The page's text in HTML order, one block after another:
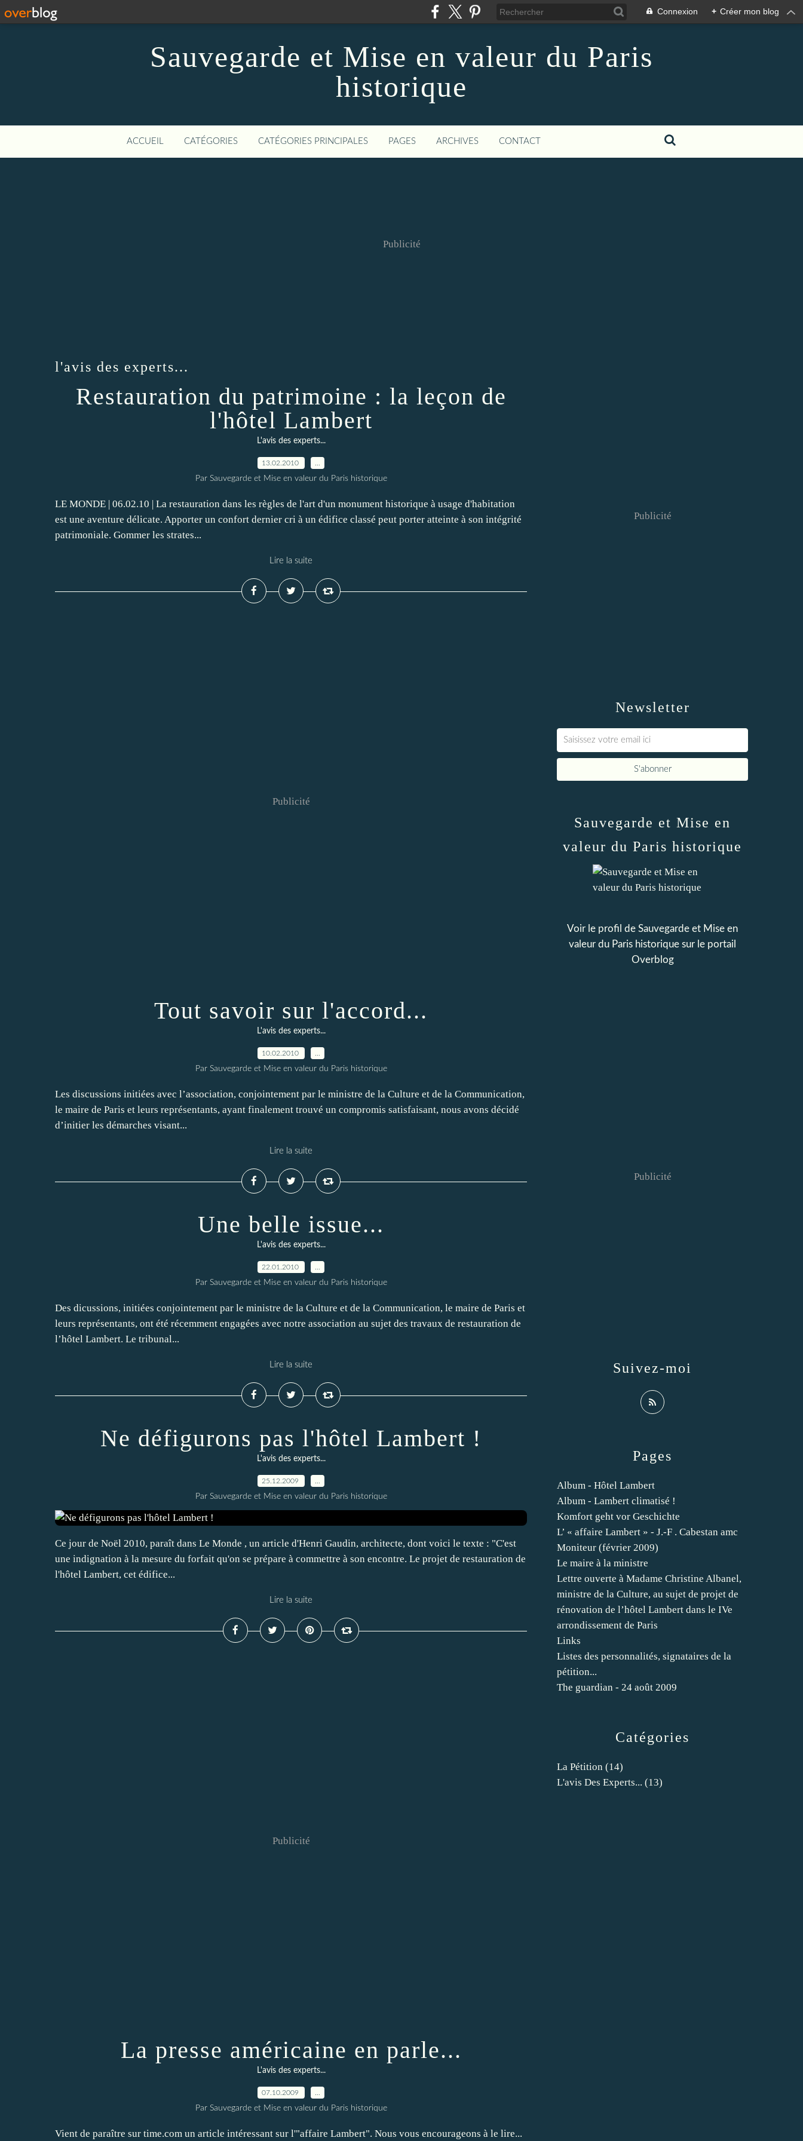
Connexion + Créer mon blog
Sauvegarde et Mise en valeur du Paris
historique
ACCUEIL CATÉGORIES CATÉGORIES PRINCIPALES PAGES ARCHIVES CONTACT
Publicité
l'avis des experts...
Restauration du patrimoine : la leçon de
l'hôtel Lambert
L'avis des experts...
13.02.2010
Par Sauvegarde et Mise en valeur du Paris historique
LE MONDE | 06.02.10 | La restauration dans les règles de l'art d'un monument historique à usage d'habitation
est une aventure délicate. Apporter un confort dernier cri à un édifice classé peut porter atteinte à son intégrité
patrimoniale. Gommer les strates...
Lire la suite
Publicité
Tout savoir sur l'accord...
L'avis des experts...
10.02.2010
Par Sauvegarde et Mise en valeur du Paris historique
Les discussions initiées avec l’association, conjointement par le ministre de la Culture et de la Communication,
le maire de Paris et leurs représentants, ayant finalement trouvé un compromis satisfaisant, nous avons décidé
d’initier les démarches visant...
Lire la suite
Une belle issue...
L'avis des experts...
22.01.2010
Par Sauvegarde et Mise en valeur du Paris historique
Des dicussions, initiées conjointement par le ministre de la Culture et de la Communication, le maire de Paris et
leurs représentants, ont été récemment engagées avec notre association au sujet des travaux de restauration de
l’hôtel Lambert. Le tribunal...
Lire la suite
Ne défigurons pas l'hôtel Lambert !
L'avis des experts...
25.12.2009
Par Sauvegarde et Mise en valeur du Paris historique
Ce jour de Noël 2010, paraît dans Le Monde , un article d'Henri Gaudin, architecte, dont voici le texte : "C'est
une indignation à la mesure du forfait qu'on se prépare à commettre à son encontre. Le projet de restauration de
l'hôtel Lambert, cet édifice...
Lire la suite
Publicité
La presse américaine en parle...
L'avis des experts...
07.10.2009
Par Sauvegarde et Mise en valeur du Paris historique
Vient de paraître sur time.com un article intéressant sur l'"affaire Lambert". Nous vous encourageons à le lire...
Newsletter
Publicité
Catégories
La Pétition (14)
L'avis Des Experts... (13)
Pages
Album - Hôtel Lambert
Album - Lambert climatisé !
Komfort geht vor Geschichte
L’ « affaire Lambert » - J.-F . Cabestan amc
Moniteur (février 2009)
Le maire à la ministre
Lettre ouverte à Madame Christine Albanel,
ministre de la Culture, au sujet de projet de
rénovation de l’hôtel Lambert dans le IVe
arrondissement de Paris
Links
Listes des personnalités, signataires de la
pétition...
The guardian - 24 août 2009
Sauvegarde et Mise en
valeur du Paris historique
Voir le profil de Sauvegarde et Mise en
valeur du Paris historique sur le portail
Overblog
Suivez-moi
Publicité